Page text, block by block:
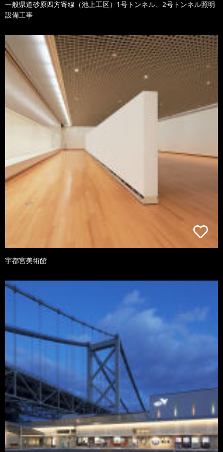
一般県道砂原四方寄線（池上工区）1号トンネル、2号トンネル照明
設備工事
宇都宮美術館